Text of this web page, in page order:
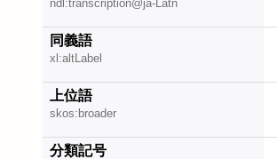
ndl:transcription@ja-Latn
同義語
xl:altLabel
上位語
skos:broader
分類記号